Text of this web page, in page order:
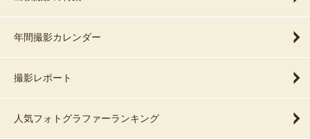
年間撮影カレンダー
撮影レポート
人気フォトグラファーランキング